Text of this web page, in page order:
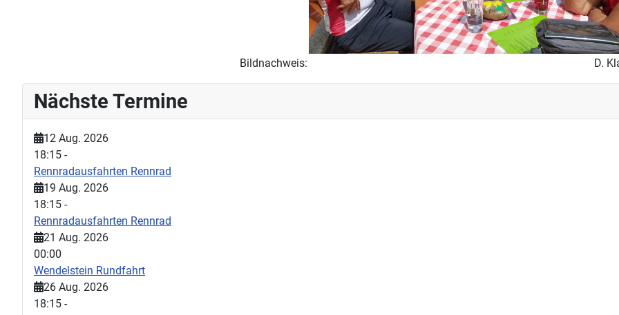
Bildnachweis: D.
Nächste Termine
12 Aug. 2026
18:15 -
Rennradausfahrten Rennrad
19 Aug. 2026
18:15 -
Rennradausfahrten Rennrad
21 Aug. 2026
00:00
Wendelstein Rundfahrt
26 Aug. 2026
18:15 -